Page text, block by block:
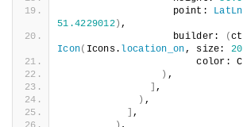
                   point:
51.4229012 ) ,
                   builder:
(
Icon( Icons. location_on, size:
color:
) ,
,
) ,
,